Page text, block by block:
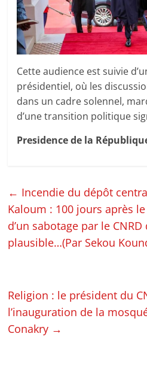
Cette audience est suivie
présidentiel, où les
dans un cadre solennel,
d’une transition politique
Presidence de la
← Incendie du dépôt
Kaloum : 100 jours après
d’un sabotage par le
plausible…(Par Sekou
Religion : le président du
l’inauguration de la
Conakry →